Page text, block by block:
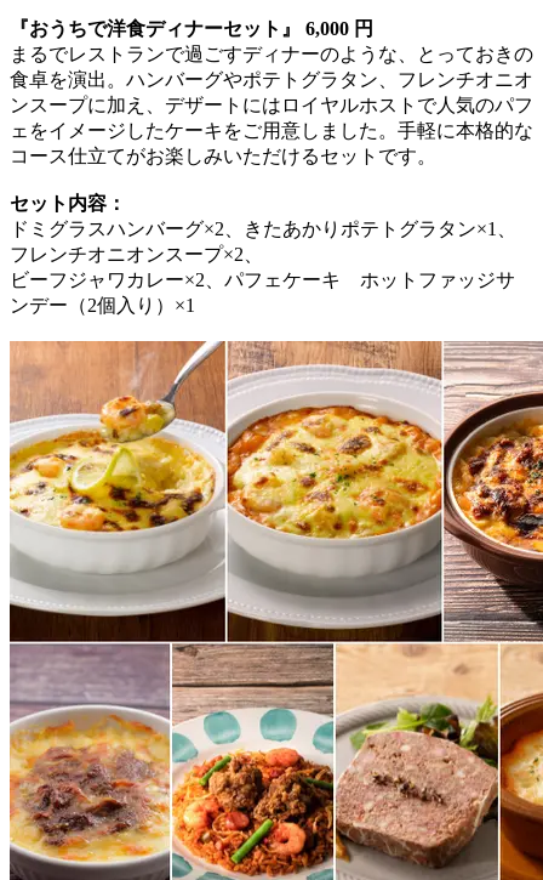
『おうちで洋食ディナーセット』 6,000 円
まるでレストランで過ごすディナーのような、とっておきの
食卓を演出。ハンバーグやポテトグラタン、フレンチオニオ
ンスープに加え、デザートにはロイヤルホストで人気のパフ
ェをイメージしたケーキをご用意しました。手軽に本格的な
コース仕立てがお楽しみいただけるセットです。
セット内容：
ドミグラスハンバーグ×2、きたあかりポテトグラタン×1、
フレンチオニオンスープ×2、
ビーフジャワカレー×2、パフェケーキ ホットファッジサ
ンデー（2個入り）×1